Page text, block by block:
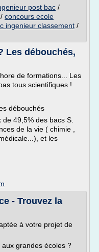
post bac /
/ concours ecole
ingenieur classement /
Les débouchés,
de formations... Les
tous scientifiques !
débouchés
49,5% des bacs S.
de la vie ( chimie ,
et les
- Trouvez la
à votre projet de
grandes écoles ?